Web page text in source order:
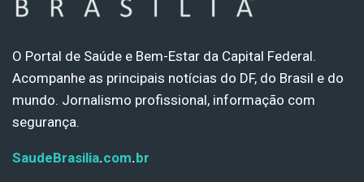
O Portal de Saúde e Bem-Estar da Capital Federal.
Acompanhe as principais notícias do DF, do Brasil e do
mundo. Jornalismo profissional, informação com
segurança.
SaudeBrasilia.com.br